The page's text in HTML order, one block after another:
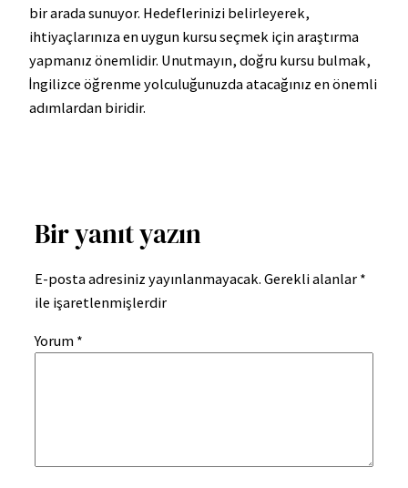
bir arada sunuyor. Hedeflerinizi belirleyerek,
ihtiyaçlarınıza en uygun kursu seçmek için araştırma
yapmanız önemlidir. Unutmayın, doğru kursu bulmak,
İngilizce öğrenme yolculuğunuzda atacağınız en önemli
adımlardan biridir.
Bir yanıt yazın
E-posta adresiniz yayınlanmayacak. Gerekli alanlar *
ile işaretlenmişlerdir
Yorum *